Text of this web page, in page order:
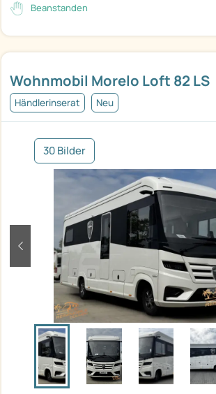
Wohnmobil Morelo Loft 82 LS
Händlerinserat Neu
30 Bilder
zurück
Beanstanden